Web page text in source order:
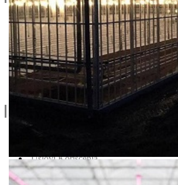
O Nama
Katalozi
Blog
Projektovanje / Izgradnja
Uslovi Korišćenja
Dostava & Povraćaj